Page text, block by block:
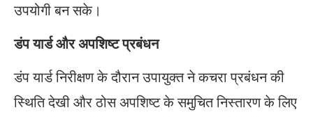
उपयोगी बन सके।
डंप यार्ड और अपशिष्ट प्रबंधन
डंप यार्ड निरीक्षण के दौरान उपायुक्त ने कचरा प्रबंधन की
स्थिति देखी और ठोस अपशिष्ट के समुचित निस्तारण के लिए